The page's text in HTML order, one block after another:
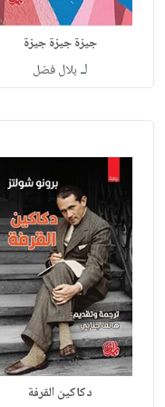
جيزة جيزة جيزة
لـ بلال فضل
دكاكين القرفة